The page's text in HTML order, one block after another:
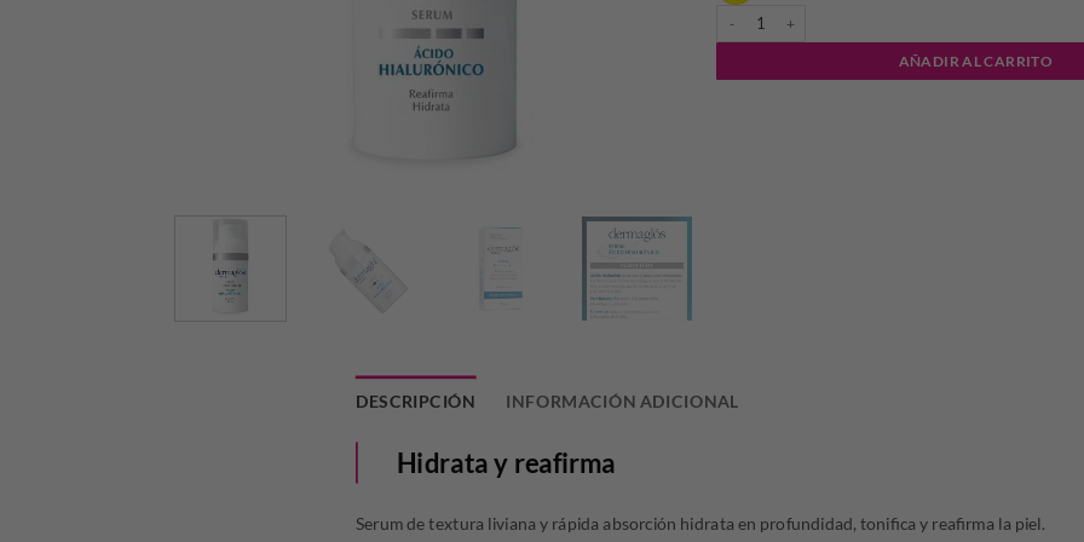
era:
es:
DERMAGLÓS - SERUM FACIAL DOBLE ACIDO
AÑADIR AL CARRITO
DESCRIPCIÓN INFORMACIÓN ADICIONAL
Hidrata y reafirma
Serum de textura liviana y rápida absorción hidrata en profundidad, tonifica y reafirma la piel.